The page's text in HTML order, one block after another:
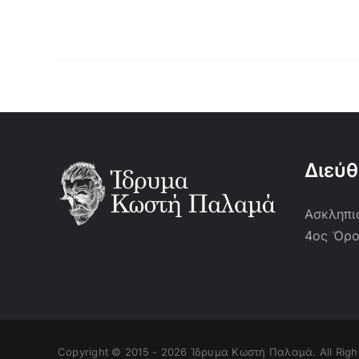
4ος
Copyright © 2015 - 2026 Ίδρυμα Κωστή Παλαμά. All